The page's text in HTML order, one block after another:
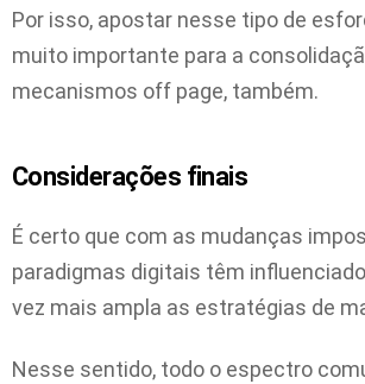
Por isso, apostar nesse tipo de
muito importante para a
mecanismos off page, também.
Considerações finais
É certo que com as mudanças
paradigmas digitais têm
vez mais ampla as estratégias de
Nesse sentido, todo o espectro